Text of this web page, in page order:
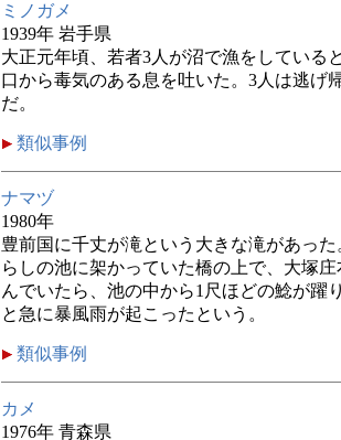
ミノガメ
1939年 岩手県
大正元年頃、若者3人が沼で漁をしている
口から毒気のある息を吐いた。3人は逃げ
だ。
類似事例
ナマヅ
1980年
豊前国に千丈が滝という大きな滝があっ
らしの池に架かっていた橋の上で、大塚
んでいたら、池の中から1尺ほどの鯰が躍
と急に暴風雨が起こったという。
類似事例
カメ
1976年 青森県